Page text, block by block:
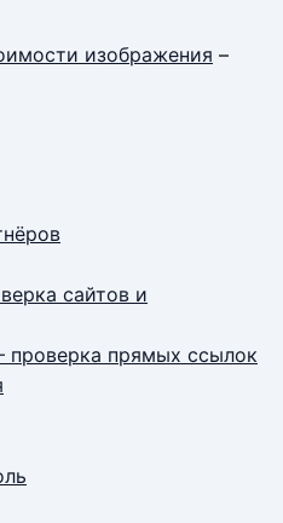
изображения –
сайтов и
проверка прямых ссылок